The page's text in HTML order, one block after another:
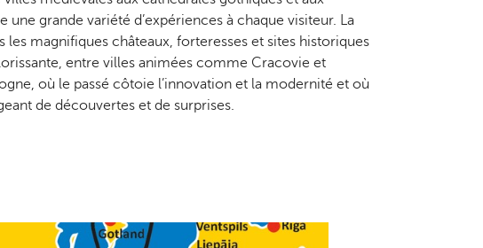
grande variété d’expériences à chaque visiteur. La
magnifiques châteaux, forteresses et sites historiques
entre villes animées comme Cracovie et
où le passé côtoie l’innovation et la modernité et où
de découvertes et de surprises.